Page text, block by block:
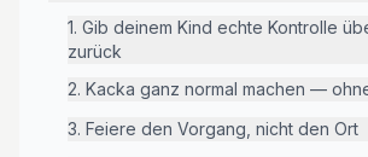
1. Gib deinem Kind echte Kontrolle
zurück
2. Kacka ganz normal machen —
3. Feiere den Vorgang, nicht den Ort